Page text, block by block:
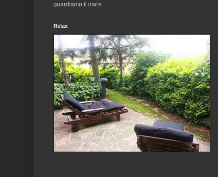
guardiamo il mare
Relax